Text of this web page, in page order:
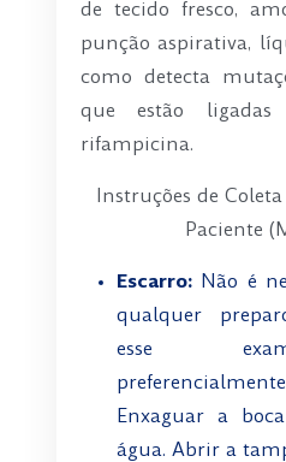
de tecido fresco,
punção aspirativa,
como detecta
que estão
rifampicina.
Instruções de
Paciente
Escarro:Não é
qualquer
esse
Enxaguar a
água. Abrir a